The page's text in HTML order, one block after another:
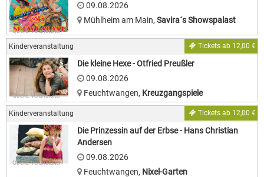
Quelle: Veranstalter
09.08.2026
Mühlheim am Main, Savira´s Showspalast
Kinderveranstaltung Tickets ab 12,00 €
Quelle: Veranstalter
Die kleine Hexe - Otfried Preußler
09.08.2026
Feuchtwangen, Kreuzgangspiele
Kinderveranstaltung Tickets ab 12,00 €
Quelle: Veranstalter
Die Prinzessin auf der Erbse - Hans Christian
Andersen
09.08.2026
Feuchtwangen, Nixel-Garten